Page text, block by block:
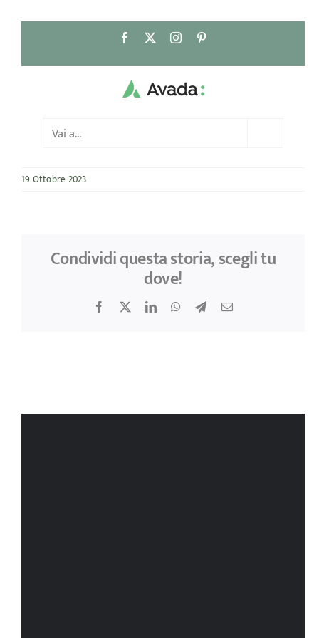
contenuto
Facebook Instagram
Vai a...
19 Ottobre 2023
Condividi questa storia, scegli tu
dove!
Facebook
X LinkedInWhatsApp
TelegramEmail